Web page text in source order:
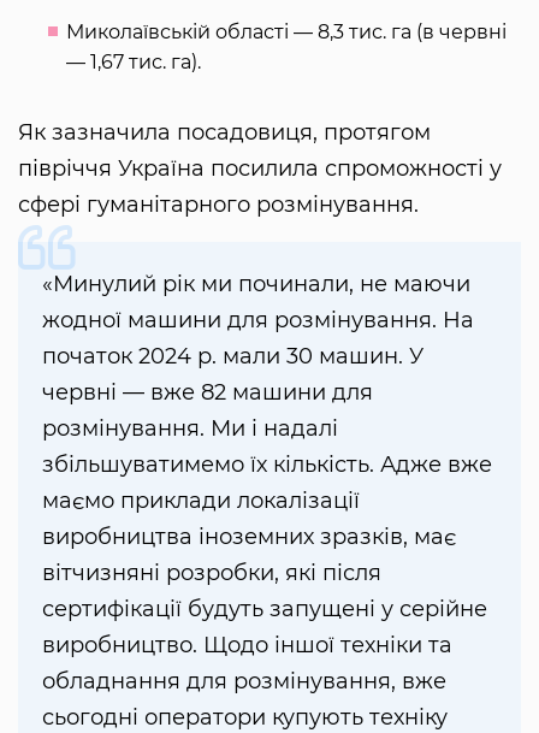
Миколаївській області — 8,3 тис. га (в червні
— 1,67 тис. га).
Як зазначила посадовиця, протягом
півріччя Україна посилила спроможності у
сфері гуманітарного розмінування.
«Минулий рік ми починали, не маючи
жодної машини для розмінування. На
початок 2024 р. мали 30 машин. У
червні — вже 82 машини для
розмінування. Ми і надалі
збільшуватимемо їх кількість. Адже вже
маємо приклади локалізації
виробництва іноземних зразків, має
вітчизняні розробки, які після
сертифікації будуть запущені у серійне
виробництво. Щодо іншої техніки та
обладнання для розмінування, вже
сьогодні оператори купують техніку